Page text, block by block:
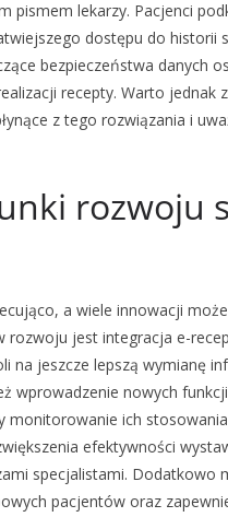
pismem lekarzy. Pacjenci
dostępu do historii
bezpieczeństwa danych
recepty. Warto jednak
z tego rozwiązania i
rozwoju
a wiele innowacji
rozwoju jest integracja e-
jeszcze lepszą wymianę
wprowadzenie nowych
monitorowanie ich
efektywności
specjalistami. Dodatkowo
pacjentów oraz